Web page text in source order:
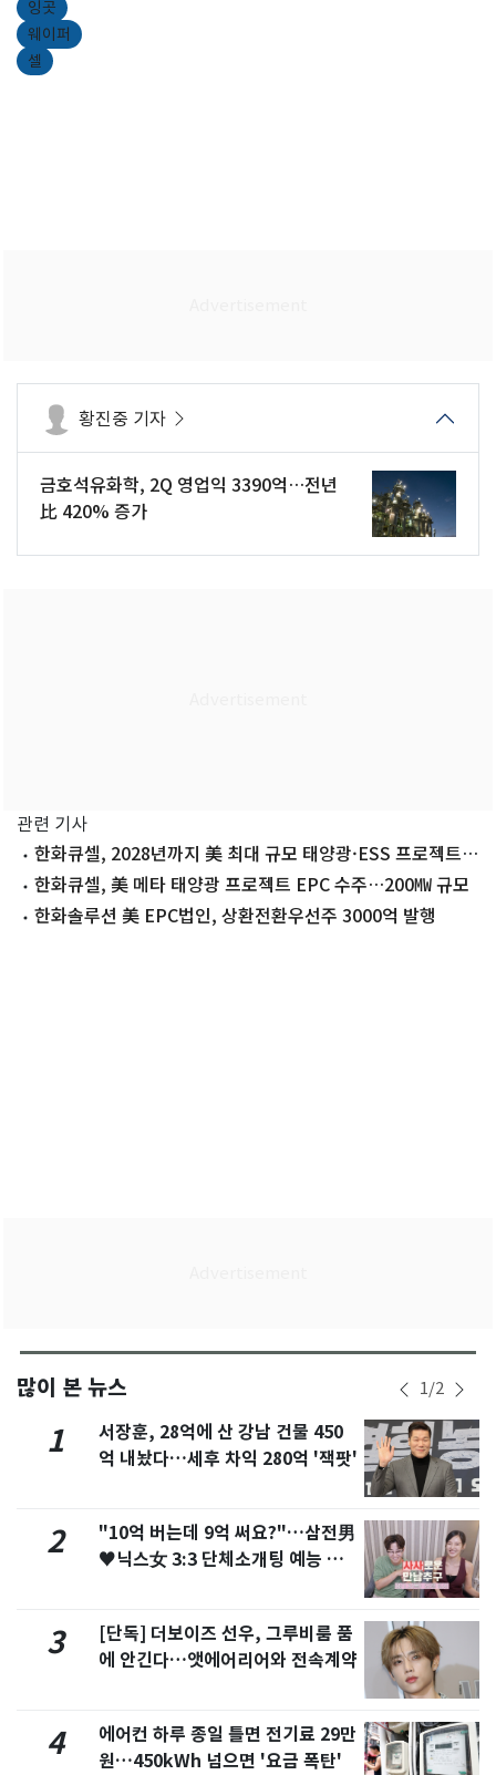
잉곳
웨이퍼
셀
황진중 기자
금호석유화학, 2Q 영업익 3390억…전년
比 420% 증가
관련 기사
한화큐셀, 2028년까지 美 최대 규모 태양광·ESS 프로젝트
건설한화큐셀, 美 메타 태양광 프로젝트 EPC 수주…200㎿ 규모
한화솔루션 美 EPC법인, 상환전환우선주 3000억 발행
많이 본 뉴스 1/2
1
서장훈, 28억에 산 강남 건물 450
억 내놨다…세후 차익 280억 '잭팟'
2
"10억 버는데 9억 써요?"…삼전男
♥닉스女 3:3 단체소개팅 예능 화
3
[단독] 더보이즈 선우, 그루비룸 품
에 안긴다…앳에어리어와 전속계약
4
에어컨 하루 종일 틀면 전기료 29만
원…450kWh 넘으면 '요금 폭탄'